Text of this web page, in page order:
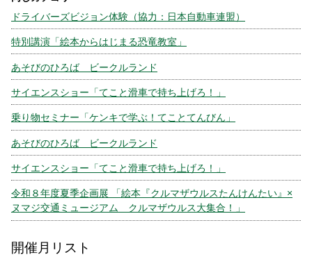
ドライバーズビジョン体験（協力：日本自動車連盟）
特別講演「絵本からはじまる恐竜教室」
あそびのひろば ビークルランド
サイエンスショー「てこと滑車で持ち上げろ！」
乗り物セミナー「ケンキで学ぶ！てことてんびん」
あそびのひろば ビークルランド
サイエンスショー「てこと滑車で持ち上げろ！」
令和８年度夏季企画展 「絵本『クルマザウルスたんけんたい』×
ヌマジ交通ミュージアム クルマザウルス大集合！」
開催月リスト